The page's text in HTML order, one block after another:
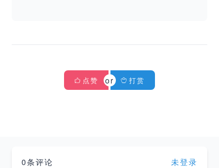
点赞 打赏
0条评论 未登录